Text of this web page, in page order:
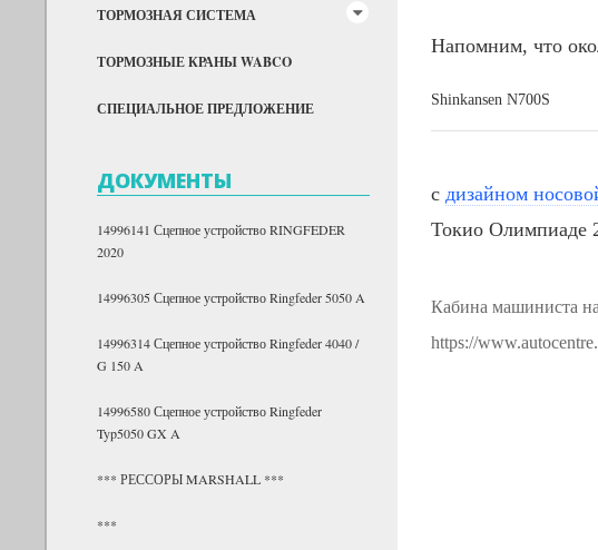
ТОРМОЗНАЯ СИСТЕМА
ТОРМОЗНЫЕ КРАНЫ WABCO
СПЕЦИАЛЬНОЕ ПРЕДЛОЖЕНИЕ
ДОКУМЕНТЫ
14996141 Сцепное устройство RINGFEDER
2020
14996305 Сцепное устройство Ringfeder 5050 A
14996314 Сцепное устройство Ringfeder 4040 /
G 150 A
14996580 Сцепное устройство Ringfeder
Typ5050 GX A
*** РЕССОРЫ MARSHALL ***
***
Напомним, что
Shinkansen N700S
с дизайном
Токио Олимпиаде
Кабина машиниста
https://